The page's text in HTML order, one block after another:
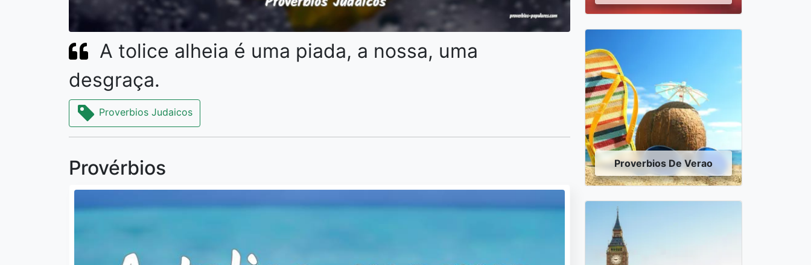
A tolice alheia é uma piada, a nossa, uma
desgraça.
Proverbios Judaicos
Provérbios Proverbios De Verao